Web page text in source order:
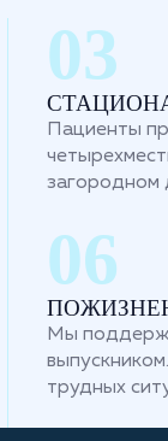
Пациенты
загородном
Мы
трудных